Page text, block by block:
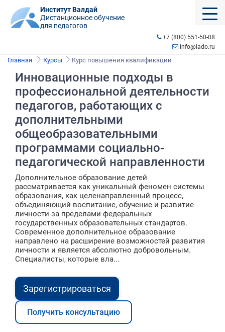
Институт Валдай
Дистанционное обучение
для педагогов
+7 (800) 551-50-08
info@iado.ru
Главная Курсы Курс повышения квалификации
Инновационные подходы в
профессиональной деятельности
педагогов, работающих с
дополнительными
общеобразовательными
программами социально-
педагогической направленности
Дополнительное образование детей
рассматривается как уникальный феномен системы
образования, как целенаправленный процесс,
объединяющий воспитание, обучение и развитие
личности за пределами федеральных
государственных образовательных стандартов.
Современное дополнительное образование
направлено на расширение возможностей развития
личности и является абсолютно добровольным.
Специалисты, которые вла...
Зарегистрироваться
Получить консультацию